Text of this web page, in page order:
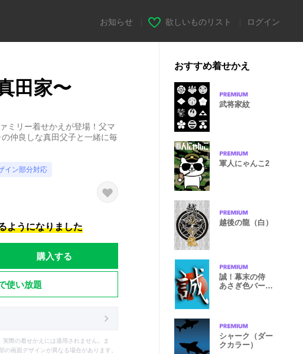
お知らせ 欲しいものリスト ログイン
田家〜
ミリー着せかえが登場！父マ
仲良しな真田父子と一緒に毎
イン部分対応
ようになりました
購入する
使い放題
際の着せかえには適用されません。ま
画面デザインが異なる場合があります。
おすすめ着せかえ
武将家紋
軍人にゃんこ2
越後の龍（白）
誠！幕末の侍
あさぎ色バージ
シャーク（ダー
クカラー）